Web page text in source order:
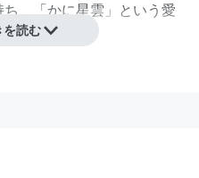
、「かに星雲」という愛
を読む